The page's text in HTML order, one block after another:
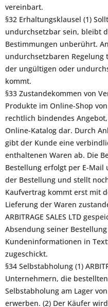
vereinbart.
§32 Erhaltungsklausel (1)
undurchsetzbar sein, bleibt
Bestimmungen unberührt.
undurchsetzbaren Regelung
der ungültigen oder
kommt.
§33 Zustandekommen von
Produkte im Online-Shop von
rechtlich bindendes
Online-Katalog dar. Durch
gibt der Kunde eine
enthaltenen Waren ab. Die
Bestellung erfolgt per E-
der Bestellung und stellt
Kaufvertrag kommt erst mit
Lieferung der Waren
ARBITRAGE SALES LTD
Absendung seiner
Kundeninformationen in
zugeschickt.
§34 Selbstabholung (1)
Unternehmern, die
Selbstabholung am Lager von
erwerben. (2) Der Käufer